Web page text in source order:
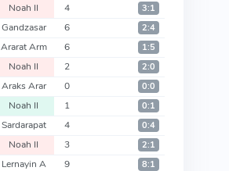
Noah II 4 3:1
Gandzasar 6 2:4
Ararat Arm 6 1:5
Noah II 2 2:0
Araks Arar 0 0:0
Noah II 1 0:1
Sardarapat 4 0:4
Noah II 3 2:1
Lernayin A 9 8:1